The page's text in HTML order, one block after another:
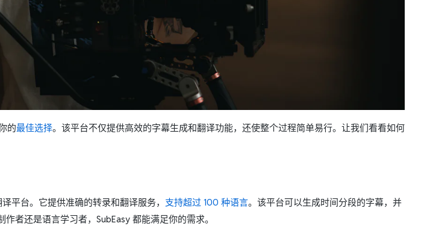
的最佳选择。该平台不仅提供高效的字幕生成和翻译功能，还使整个过程简单易行。让我们看看如何
平台。它提供准确的转录和翻译服务， 支持超过 100 种语言。该平台可以生成时间分段的字幕，并
者还是语言学习者，SubEasy 都能满足你的需求。